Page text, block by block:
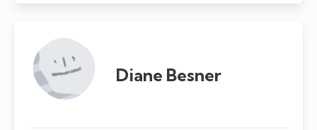
Diane Besner